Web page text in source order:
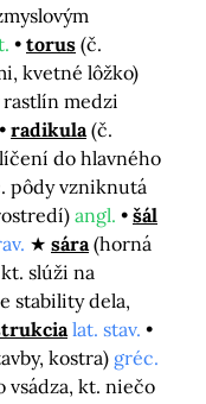
torus (č.
kvetné lôžko)
medzi
radikula (č.
do hlavného
pôdy vzniknutá
angl.
šál
sára (horná
slúži na
stability dela,
lat. stav.
kostra) gréc.
vsádza, kt. niečo